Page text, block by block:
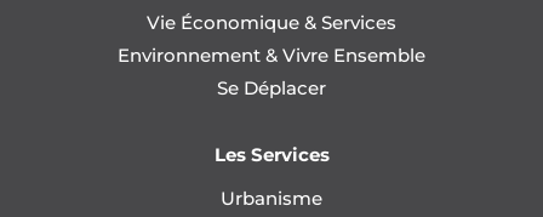
Vie Économique & Services
Environnement & Vivre Ensemble
Se Déplacer
Les Services
Urbanisme